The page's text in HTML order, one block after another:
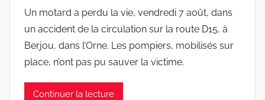
Un motard a perdu la vie, vendredi 7 août, dans
un accident de la circulation sur la route D15, à
Berjou, dans l’Orne. Les pompiers, mobilisés sur
place, n’ont pas pu sauver la victime.
Continuer la lecture